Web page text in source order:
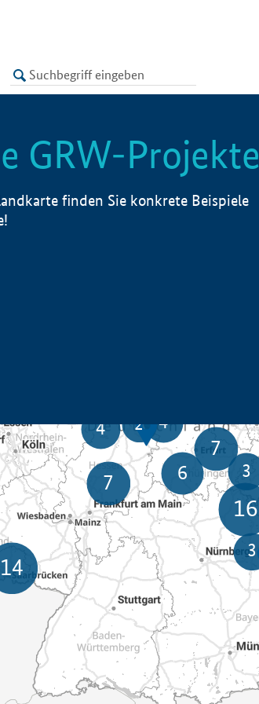
LISTE
GRW-Projekte
finden Sie konkrete Beispiele